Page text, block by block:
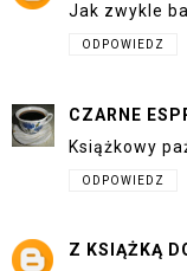
Jak zwykle
ODPOWIEDZ
CZARNE
Książkowy
ODPOWIEDZ
Z KSIĄŻKĄ